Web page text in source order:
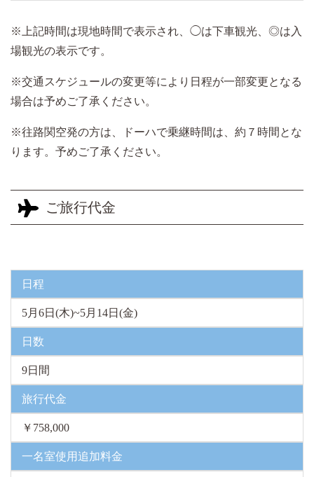
※上記時間は現地時間で表示され、◯は下車観光、◎は入
場観光の表示です。
※交通スケジュールの変更等により日程が一部変更となる
場合は予めご了承ください。
※往路関空発の方は、ドーハで乗継時間は、約７時間とな
ります。予めご了承ください。
ご旅行代金
日程
5月6日(木)~5月14日(金)
日数
9日間
旅行代金
￥758,000
一名室使用追加料金